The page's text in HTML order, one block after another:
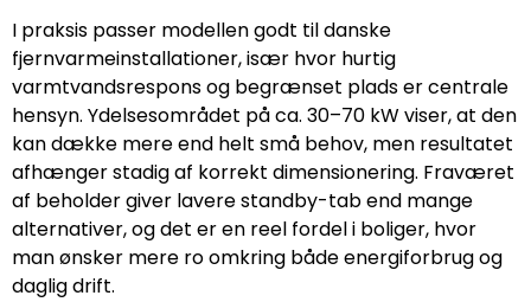
I praksis passer modellen godt til danske
fjernvarmeinstallationer, især hvor hurtig
varmtvandsrespons og begrænset plads er centrale
hensyn. Ydelsesområdet på ca. 30–70 kW viser, at den
kan dække mere end helt små behov, men resultatet
afhænger stadig af korrekt dimensionering. Fraværet
af beholder giver lavere standby-tab end mange
alternativer, og det er en reel fordel i boliger, hvor
man ønsker mere ro omkring både energiforbrug og
daglig drift.